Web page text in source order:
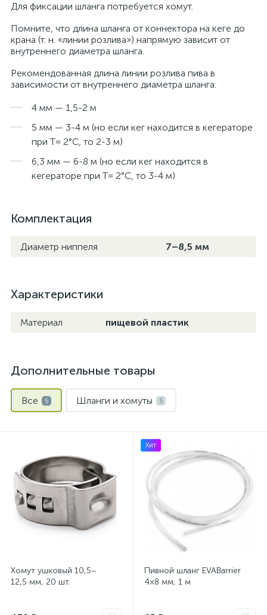
Для фиксации шланга потребуется хомут.
Помните, что длина шланга от коннектора на кеге до
крана (т. н. «линии розлива») напрямую зависит от
внутреннего диаметра шланга.
Рекомендованная длина линии розлива пива в
зависимости от внутреннего диаметра шланга:
4 мм — 1,5-2 м
5 мм — 3-4 м (но если кег находится в кегераторе
при T= 2°C, то 2-3 м)
6,3 мм — 6-8 м (но если кег находится в
кегераторе при T= 2°C, то 3-4 м)
Комплектация
Диаметр ниппеля 7–8,5 мм
Характеристики
Материал пищевой пластик
Дополнительные товары
Все 5 Шланги и хомуты 5
Хомут ушковый 10,5–
12,5 мм, 20 шт.
Хит
Пивной шланг EVABarrier
4×8 мм, 1 м